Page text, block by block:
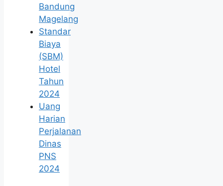
Bandung
Magelang
Standar
Biaya
(SBM)
Hotel
Tahun
2024
Uang
Harian
Perjalanan
Dinas
PNS
2024